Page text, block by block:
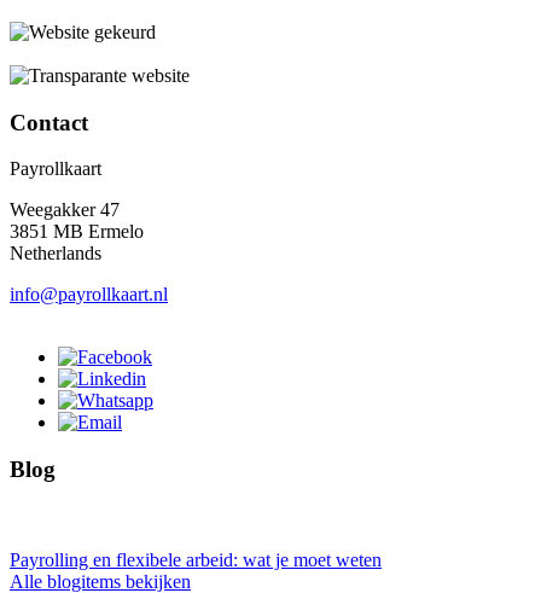
Contact
Payrollkaart
Weegakker 47
3851 MB Ermelo
Netherlands
info@payrollkaart.nl
Blog
Payrolling en flexibele arbeid: wat je moet weten
Alle blogitems bekijken